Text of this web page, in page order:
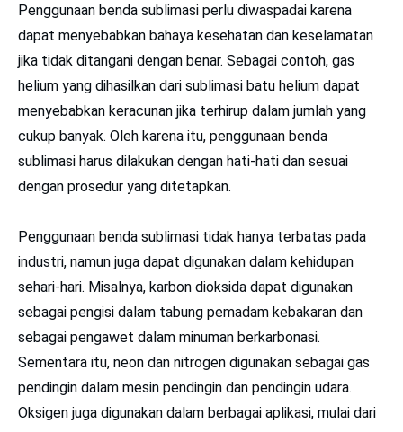
Penggunaan benda sublimasi perlu diwaspadai karena
dapat menyebabkan bahaya kesehatan dan keselamatan
jika tidak ditangani dengan benar. Sebagai contoh, gas
helium yang dihasilkan dari sublimasi batu helium dapat
menyebabkan keracunan jika terhirup dalam jumlah yang
cukup banyak. Oleh karena itu, penggunaan benda
sublimasi harus dilakukan dengan hati-hati dan sesuai
dengan prosedur yang ditetapkan.
Penggunaan benda sublimasi tidak hanya terbatas pada
industri, namun juga dapat digunakan dalam kehidupan
sehari-hari. Misalnya, karbon dioksida dapat digunakan
sebagai pengisi dalam tabung pemadam kebakaran dan
sebagai pengawet dalam minuman berkarbonasi.
Sementara itu, neon dan nitrogen digunakan sebagai gas
pendingin dalam mesin pendingin dan pendingin udara.
Oksigen juga digunakan dalam berbagai aplikasi, mulai dari